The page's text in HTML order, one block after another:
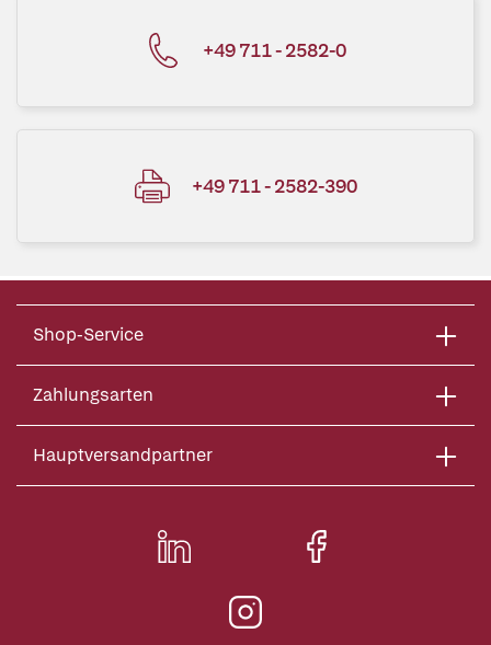
+49 711 - 2582-0
+49 711 - 2582-390
Shop-Service
Zahlungsarten
Hauptversandpartner